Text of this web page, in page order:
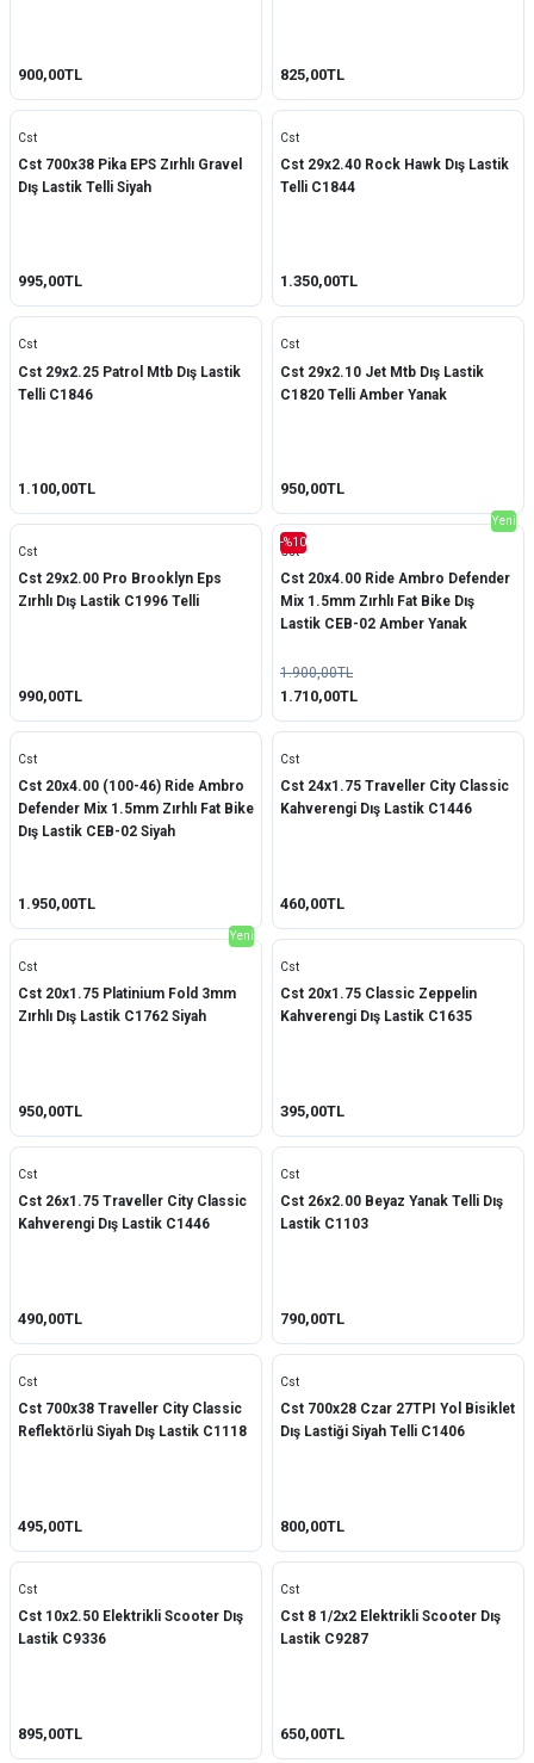
900,00TL 825,00TL
Cst
Cst 700x38 Pika EPS Zırhlı Gravel
Dış Lastik Telli Siyah
995,00TL
Cst
Cst 29x2.40 Rock Hawk Dış Lastik
Telli C1844
1.350,00TL
Cst
Cst 29x2.25 Patrol Mtb Dış Lastik
Telli C1846
1.100,00TL
Cst
Cst 29x2.10 Jet Mtb Dış Lastik
C1820 Telli Amber Yanak
950,00TL
Cst
Cst 29x2.00 Pro Brooklyn Eps
Zırhlı Dış Lastik C1996 Telli
990,00TL
-%10
Yeni
Cst
Cst 20x4.00 Ride Ambro Defender
Mix 1.5mm Zırhlı Fat Bike Dış
Lastik CEB-02 Amber Yanak
1.900,00TL
1.710,00TL
Cst
Cst 20x4.00 (100-46) Ride Ambro
Defender Mix 1.5mm Zırhlı Fat Bike
Dış Lastik CEB-02 Siyah
1.950,00TL
Cst
Cst 24x1.75 Traveller City Classic
Kahverengi Dış Lastik C1446
460,00TL
Yeni
Cst
Cst 20x1.75 Platinium Fold 3mm
Zırhlı Dış Lastik C1762 Siyah
950,00TL
Cst
Cst 20x1.75 Classic Zeppelin
Kahverengi Dış Lastik C1635
395,00TL
Cst
Cst 26x1.75 Traveller City Classic
Kahverengi Dış Lastik C1446
490,00TL
Cst
Cst 26x2.00 Beyaz Yanak Telli Dış
Lastik C1103
790,00TL
Cst
Cst 700x38 Traveller City Classic
Reflektörlü Siyah Dış Lastik C1118
495,00TL
Cst
Cst 700x28 Czar 27TPI Yol Bisiklet
Dış Lastiği Siyah Telli C1406
800,00TL
Cst
Cst 10x2.50 Elektrikli Scooter Dış
Lastik C9336
895,00TL
Cst
Cst 8 1/2x2 Elektrikli Scooter Dış
Lastik C9287
650,00TL